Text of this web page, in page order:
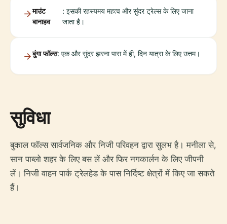
माउंट
बानाहव
: इसकी रहस्यमय महत्व और सुंदर ट्रेल्स के लिए जाना
जाता है।
बुंगा फॉल्स: एक और सुंदर झरना पास में ही, दिन यात्रा के लिए उत्तम।
सुविधा
बुकाल फॉल्स सार्वजनिक और निजी परिवहन द्वारा सुलभ है। मनीला से,
सान पाब्लो शहर के लिए बस लें और फिर नगकार्लन के लिए जीपनी
लें। निजी वाहन पार्क ट्रेलहेड के पास निर्दिष्ट क्षेत्रों में किए जा सकते
हैं।